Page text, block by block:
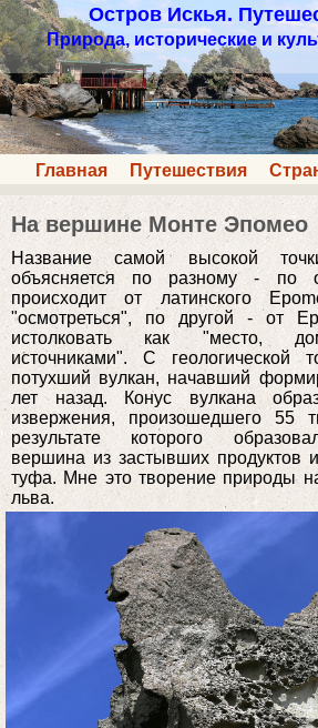
Остров Искья.
Природа, исторические и
Главная Путешествия
На вершине Монте Эпомео
Название самой высокой
объясняется по разному - по
происходит от латинского
"осмотреться", по другой - от
истолковать как "место,
источниками". С геологической
потухший вулкан, начавший
лет назад. Конус вулкана
извержения, произошедшего 55
результате которого
вершина из застывших продуктов
туфа. Мне это творение природы
льва.